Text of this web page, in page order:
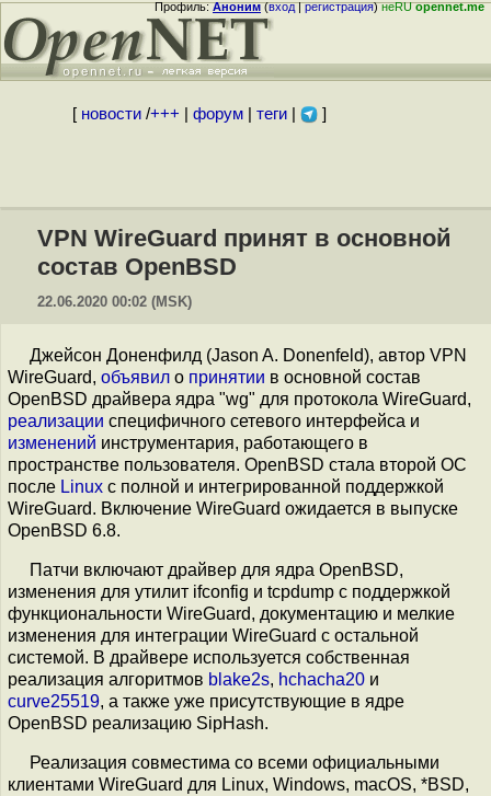
Профиль:Аноним(вход|регистрация)неRUopennet.me
[ новости/+++ форум| теги| ]
VPN WireGuard принят в основной
состав OpenBSD
22.06.2020 00:02 (MSK)
Джейсон Доненфилд (Jason A. Donenfeld), автор VPN
WireGuard, объявил о принятии в основной состав
OpenBSD драйвера ядра "wg" для протокола WireGuard,
реализации специфичного сетевого интерфейса и
изменений инструментария, работающего в
пространстве пользователя. OpenBSD стала второй ОС
после Linux с полной и интегрированной поддержкой
WireGuard. Включение WireGuard ожидается в выпуске
OpenBSD 6.8.
Патчи включают драйвер для ядра OpenBSD,
изменения для утилит ifconfig и tcpdump с поддержкой
функциональности WireGuard, документацию и мелкие
изменения для интеграции WireGuard с остальной
системой. В драйвере используется собственная
реализация алгоритмов blake2s, hchacha20 и
curve25519, а также уже присутствующие в ядре
OpenBSD реализацию SipHash.
Реализация совместима со всеми официальными
клиентами WireGuard для Linux, Windows, macOS, *BSD,